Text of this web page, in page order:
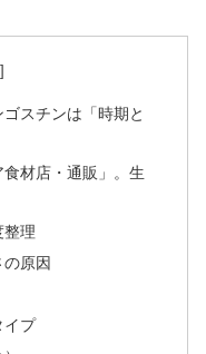
スチンは「時期と
材店・通販」。生
整理
原因
イプ